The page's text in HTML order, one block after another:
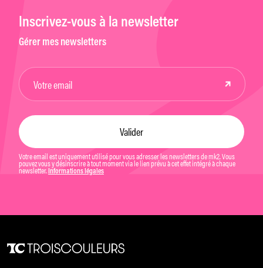
Inscrivez-vous à la newsletter
Gérer mes newsletters
Votre email est uniquement utilisé pour vous adresser les newsletters de mk2. Vous
pouvez vous y désinscrire à tout moment via le lien prévu à cet effet intégré à chaque
newsletter. Informations légales